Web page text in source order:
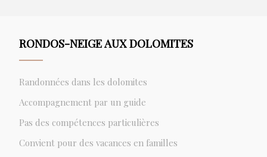
RONDOS-NEIGE AUX DOLOMITES
Randonnées dans les dolomites
Accompagnement par un guide
Pas des compétences particulières
Convient pour des vacances en familles